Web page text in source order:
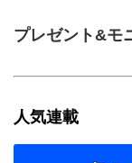
プレゼント&モ
人気連載